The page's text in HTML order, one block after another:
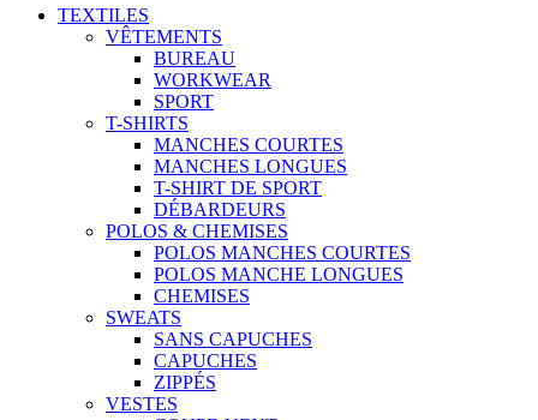
TEXTILES
VÊTEMENTS
BUREAU
WORKWEAR
SPORT
T-SHIRTS
MANCHES COURTES
MANCHES LONGUES
T-SHIRT DE SPORT
DÉBARDEURS
POLOS & CHEMISES
POLOS MANCHES COURTES
POLOS MANCHE LONGUES
CHEMISES
SWEATS
SANS CAPUCHES
CAPUCHES
ZIPPÉS
VESTES